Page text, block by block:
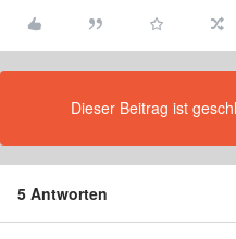
Dieser Beitrag ist
5 Antworten